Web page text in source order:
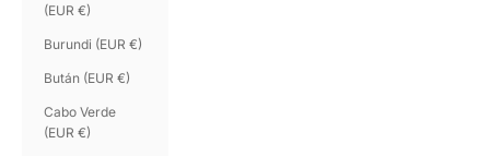
(EUR €)
Burundi (EUR €)
Bután (EUR €)
Cabo Verde
(EUR €)